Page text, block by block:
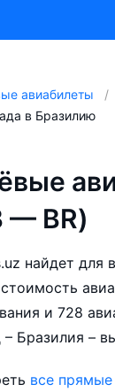
авиабилеты
в Бразилию
— BR)
найдет
и 728
Бразилия –
все